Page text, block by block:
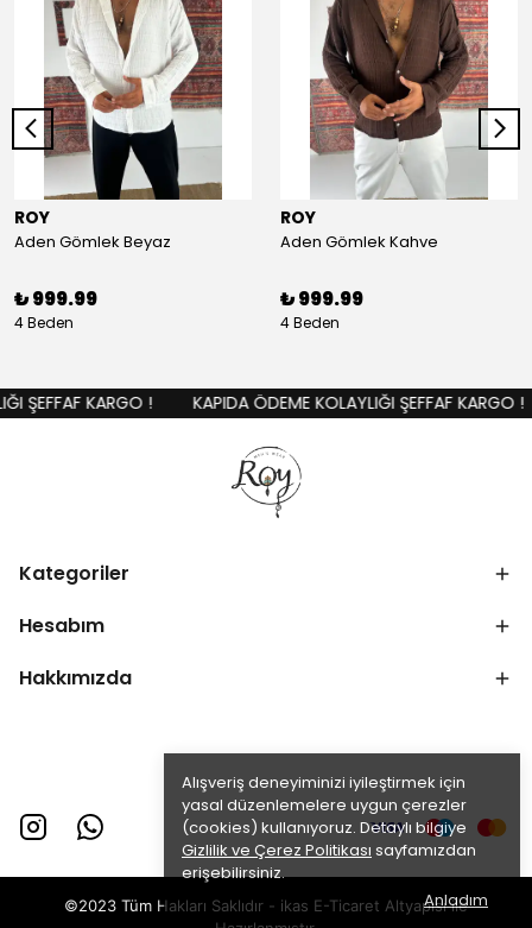
Alışveriş deneyiminizi iyileştirmek için
yasal düzenlemelere uygun çerezler
(cookies) kullanıyoruz. Detaylı bilgiye
Gizlilik ve Çerez Politikası sayfamızdan
erişebilirsiniz.
Anladım
ROY
Aden Gömlek Beyaz
₺ 999.99
4 Beden
ROY
Aden Gömlek Kahve
₺ 999.99
4 Beden
ŞEFFAF KARGO ! KAPIDA ÖDEME KOLAYLIĞI ŞEFFAF KARGO !
Kategoriler
Hesabım
Hakkımızda
©2023 Tüm Hakları Saklıdır - ikas E-Ticaret Altyapısı ile